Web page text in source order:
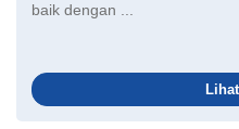
baik dengan ...